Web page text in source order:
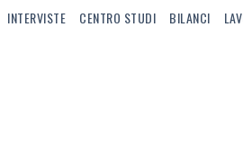
INTERVISTE CENTRO STUDI BILANCI